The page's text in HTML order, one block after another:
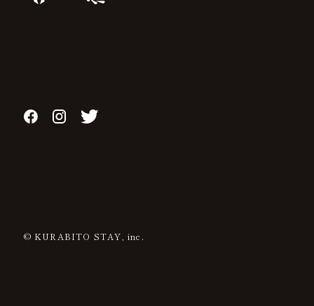
© KURABITO STAY, inc.